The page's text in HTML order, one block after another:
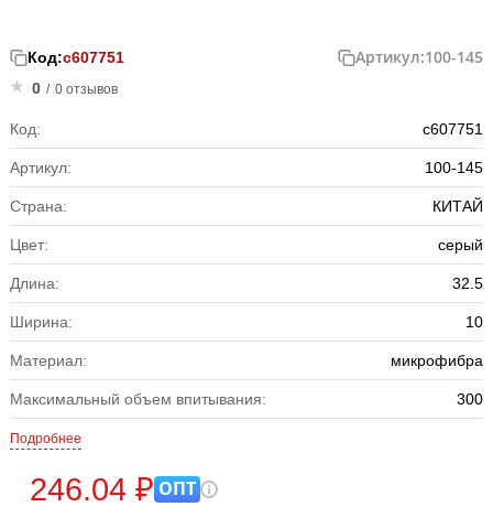
Код:с607751 Артикул:100-145
0 / 0 отзывов
Код: с607751
Артикул: 100-145
Страна: КИТАЙ
Цвет: серый
Длина: 32.5
Ширина: 10
Материал: микрофибра
Максимальный объем впитывания: 300
Подробнее
246.04 ₽ ОПТ